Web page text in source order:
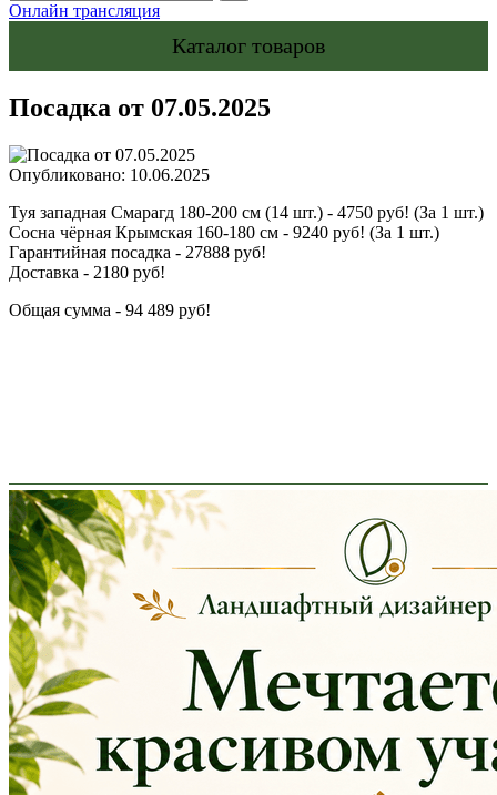
Онлайн трансляция
Каталог товаров
Посадка от 07.05.2025
Опубликовано: 10.06.2025
Туя западная Смарагд 180-200 см (14 шт.) - 4750 руб! (За 1 шт.)
Сосна чёрная Крымская 160-180 см - 9240 руб! (За 1 шт.)
Гарантийная посадка - 27888 руб!
Доставка - 2180 руб!
Общая сумма - 94 489 руб!